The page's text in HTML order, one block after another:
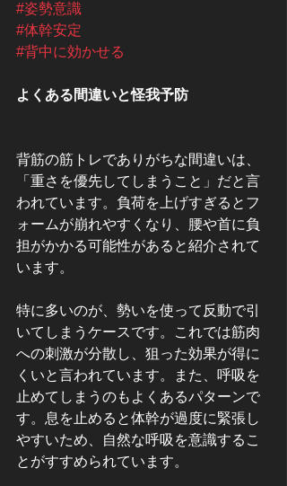
#姿勢意識
#体幹安定
#背中に効かせる
よくある間違いと怪我予防
背筋の筋トレでありがちな間違いは、
「重さを優先してしまうこと」だと言
われています。負荷を上げすぎるとフ
ォームが崩れやすくなり、腰や首に負
担がかかる可能性があると紹介されて
います。
特に多いのが、勢いを使って反動で引
いてしまうケースです。これでは筋肉
への刺激が分散し、狙った効果が得に
くいと言われています。また、呼吸を
止めてしまうのもよくあるパターンで
す。息を止めると体幹が過度に緊張し
やすいため、自然な呼吸を意識するこ
とがすすめられています。